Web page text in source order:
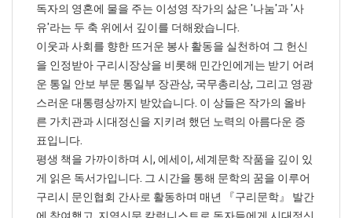
독자의 영혼에 물을 주는 이성영 작가의 삶은 '나눔'과 '사
유'라는 두 축 위에서 깊이를 더해왔습니다.
이웃과 사회를 향한 뜨거운 봉사 활동을 실천하여 그 헌신
을 인정받아 구리시장상을 비롯해 민간인에게는 받기 어려
운 통일 안보 부문 통일부 장관상, 국무총리상, 그리고 영광
스러운 대통령상까지 받았습니다. 이 상들은 작가의 올바
른 가치관과 시대정신을 지키려 했던 노력의 아름다운 증
표입니다.
평생 책을 가까이하며 시, 에세이, 세계문학 작품을 깊이 있
게 읽은 독서가입니다. 그 시간을 통해 문학의 꿈을 이루어
구리시 문인협회 간사로 활동하며 매년 『구리문학』 발간